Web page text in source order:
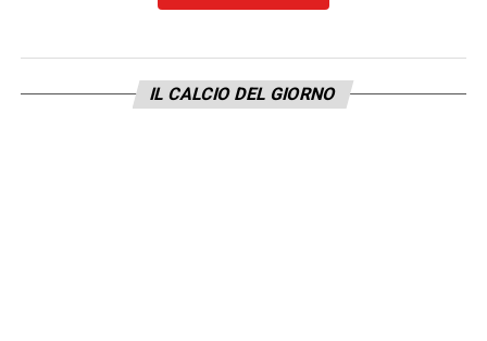
IL CALCIO DEL GIORNO